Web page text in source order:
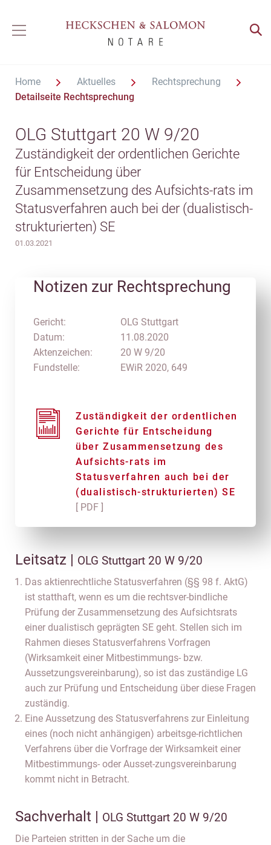
Home Aktuelles
Rechtsprechung
Detailseite Rechtsprechung
OLG Stuttgart 20 W 9/20
Zuständigkeit der ordentlichen Gerichte
für Entscheidung über
Zusammensetzung des Aufsichts-rats im
Statusverfahren auch bei der (dualistisch-
strukturierten) SE
01.03.2021
Notizen zur Rechtsprechung
Gericht:
Datum:
Aktenzeichen:
Fundstelle:
OLG Stuttgart
11.08.2020
20 W 9/20
EWiR 2020, 649
Zuständigkeit der ordentlichen
Gerichte für Entscheidung
über Zusammensetzung des
Aufsichts-rats im
Statusverfahren auch bei der
(dualistisch-strukturierten) SE
[ PDF ]
Leitsatz | OLG Stuttgart 20 W 9/20
Das aktienrechtliche Statusverfahren (§§ 98 f. AktG)
ist statthaft, wenn es um die rechtsver-bindliche
Prüfung der Zusammensetzung des Aufsichtsrats
einer dualistisch geprägten SE geht. Stellen sich im
Rahmen dieses Statusverfahrens Vorfragen
(Wirksamkeit einer Mitbestimmungs- bzw.
Aussetzungsvereinbarung), so ist das zuständige LG
auch zur Prüfung und Entscheidung über diese Fragen
zuständig.
Eine Aussetzung des Statusverfahrens zur Einleitung
eines (noch nicht anhängigen) arbeitsge-richtlichen
Verfahrens über die Vorfrage der Wirksamkeit einer
Mitbestimmungs- oder Ausset-zungsvereinbarung
kommt nicht in Betracht.
Sachverhalt | OLG Stuttgart 20 W 9/20
Die Parteien stritten in der Sache um die